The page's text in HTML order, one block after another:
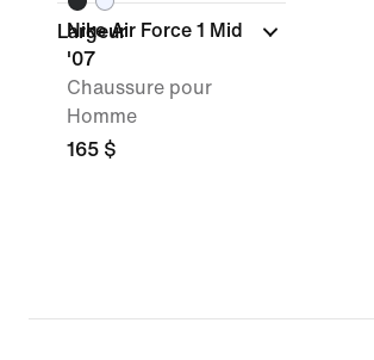
Largeur
Nike Air Force 1 Mid
'07
Chaussure pour
Homme
165 $